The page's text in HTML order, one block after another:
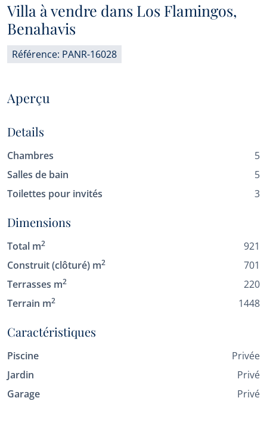
Villa à vendre dans Los Flamingos,
Benahavis
Référence: PANR-16028
Aperçu
Details
Chambres
5
Salles de bain
5
Toilettes pour invités
3
Dimensions
Total m2
921
Construit (clôturé) m2
701
Terrasses m2
220
Terrain m2 1448
Caractéristiques
Piscine
Privée
Jardin
Privé
Garage
Privé